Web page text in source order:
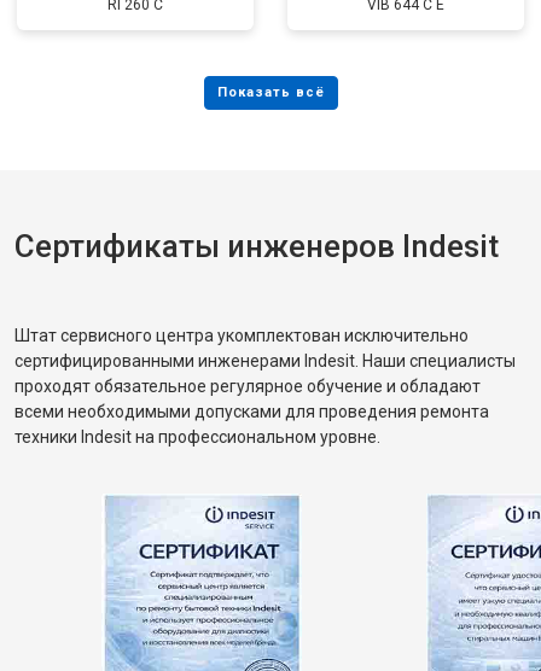
RI 260 C VIB 644 C E
Сертификаты инженеров Indesit
Штат сервисного центра укомплектован исключительно
сертифицированными инженерами Indesit. Наши специалисты
проходят обязательное регулярное обучение и обладают
всеми необходимыми допусками для проведения ремонта
техники Indesit на профессиональном уровне.